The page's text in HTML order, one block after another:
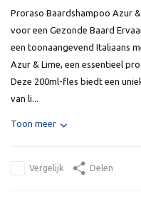
Proraso Baardshampoo Azur
voor een Gezonde Baard
een toonaangevend Italiaans
Azur & Lime, een essentieel
Deze 200ml-fles biedt een
van li...
Toon meer
Vergelijk Delen